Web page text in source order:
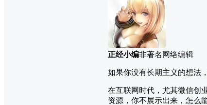
正经小编非著名网络编辑
如果你没有长期主义的想法
在互联网时代，尤其微信创
资源，你不展示出来，怎么